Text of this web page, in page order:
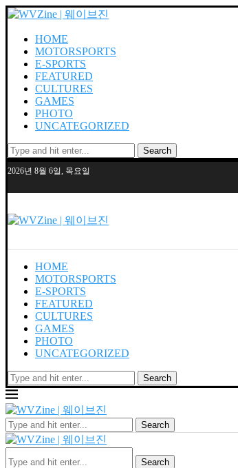
HOME
MOTORSPORTS
E-SPORTS
FEATURED
CULTURES
GAMES
PHOTO
UNCATEGORIZED
Search
2026년 8월 6일, 목요일
HOME
MOTORSPORTS
E-SPORTS
FEATURED
CULTURES
GAMES
PHOTO
UNCATEGORIZED
Search
Search
Search